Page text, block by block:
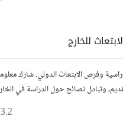
للخارج
وفرص الابتعاث الدولي. شارك
وتبادل نصائح حول الدراسة في
63.2